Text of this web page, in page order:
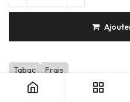
Tabac Frais